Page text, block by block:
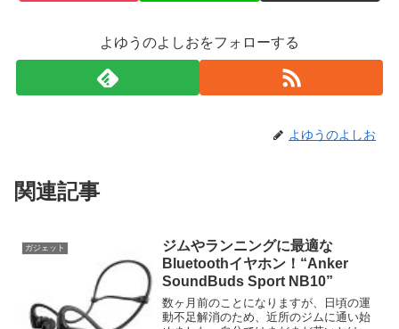
よゆうのよしおをフォローする
よゆうのよしお
関連記事
ガジェット
ジムやランニングに最適な
Bluetoothイヤホン！“Anker
SoundBuds Sport NB10”
数ヶ月前のことになりますが、日頃の運
動不足解消のため、近所のジムに通い始